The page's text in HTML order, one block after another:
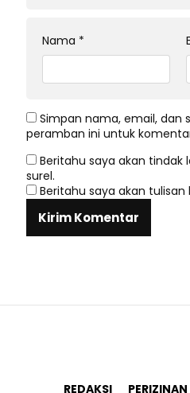
Nama *
Simpan nama, email, dan
peramban ini untuk
Beritahu saya akan
surel.
Beritahu saya akan tulisan
REDAKSI PERIZINAN